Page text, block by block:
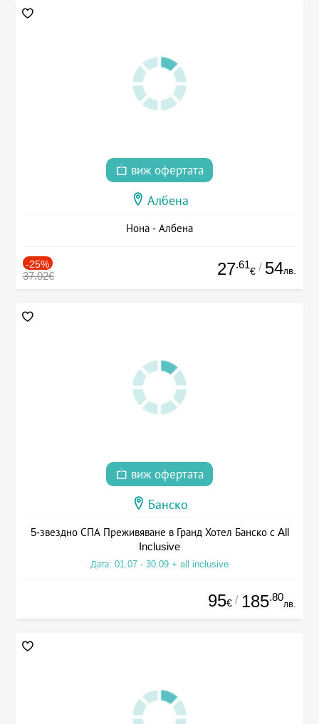
виж офертата
Албена
Нона - Албена
-25%
37.02€ 27.61
€ / 54лв.
виж офертата
Банско
5-звездно СПА Преживяване в Гранд Хотел Банско с All
Inclusive
Дата: 01.07 - 30.09 + all inclusive
95€ / 185.80
лв.